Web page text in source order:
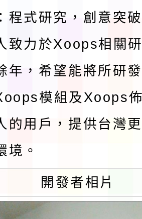
園市115學年度
本土語及新住民
點各1份
食農教育專業人
家通訊傳播委員
（防空）演習－
執行計畫」
年金融知識線上
學年度第1學
考代課鐘點教
辦理後續甄選)
桃園市115學年
要點」1份
115學年度學生
程式研究，創意突
致力於Xoops相關
年，希望能將所研
模組及Xoops
的用戶，提供台灣
境。
開發者相片